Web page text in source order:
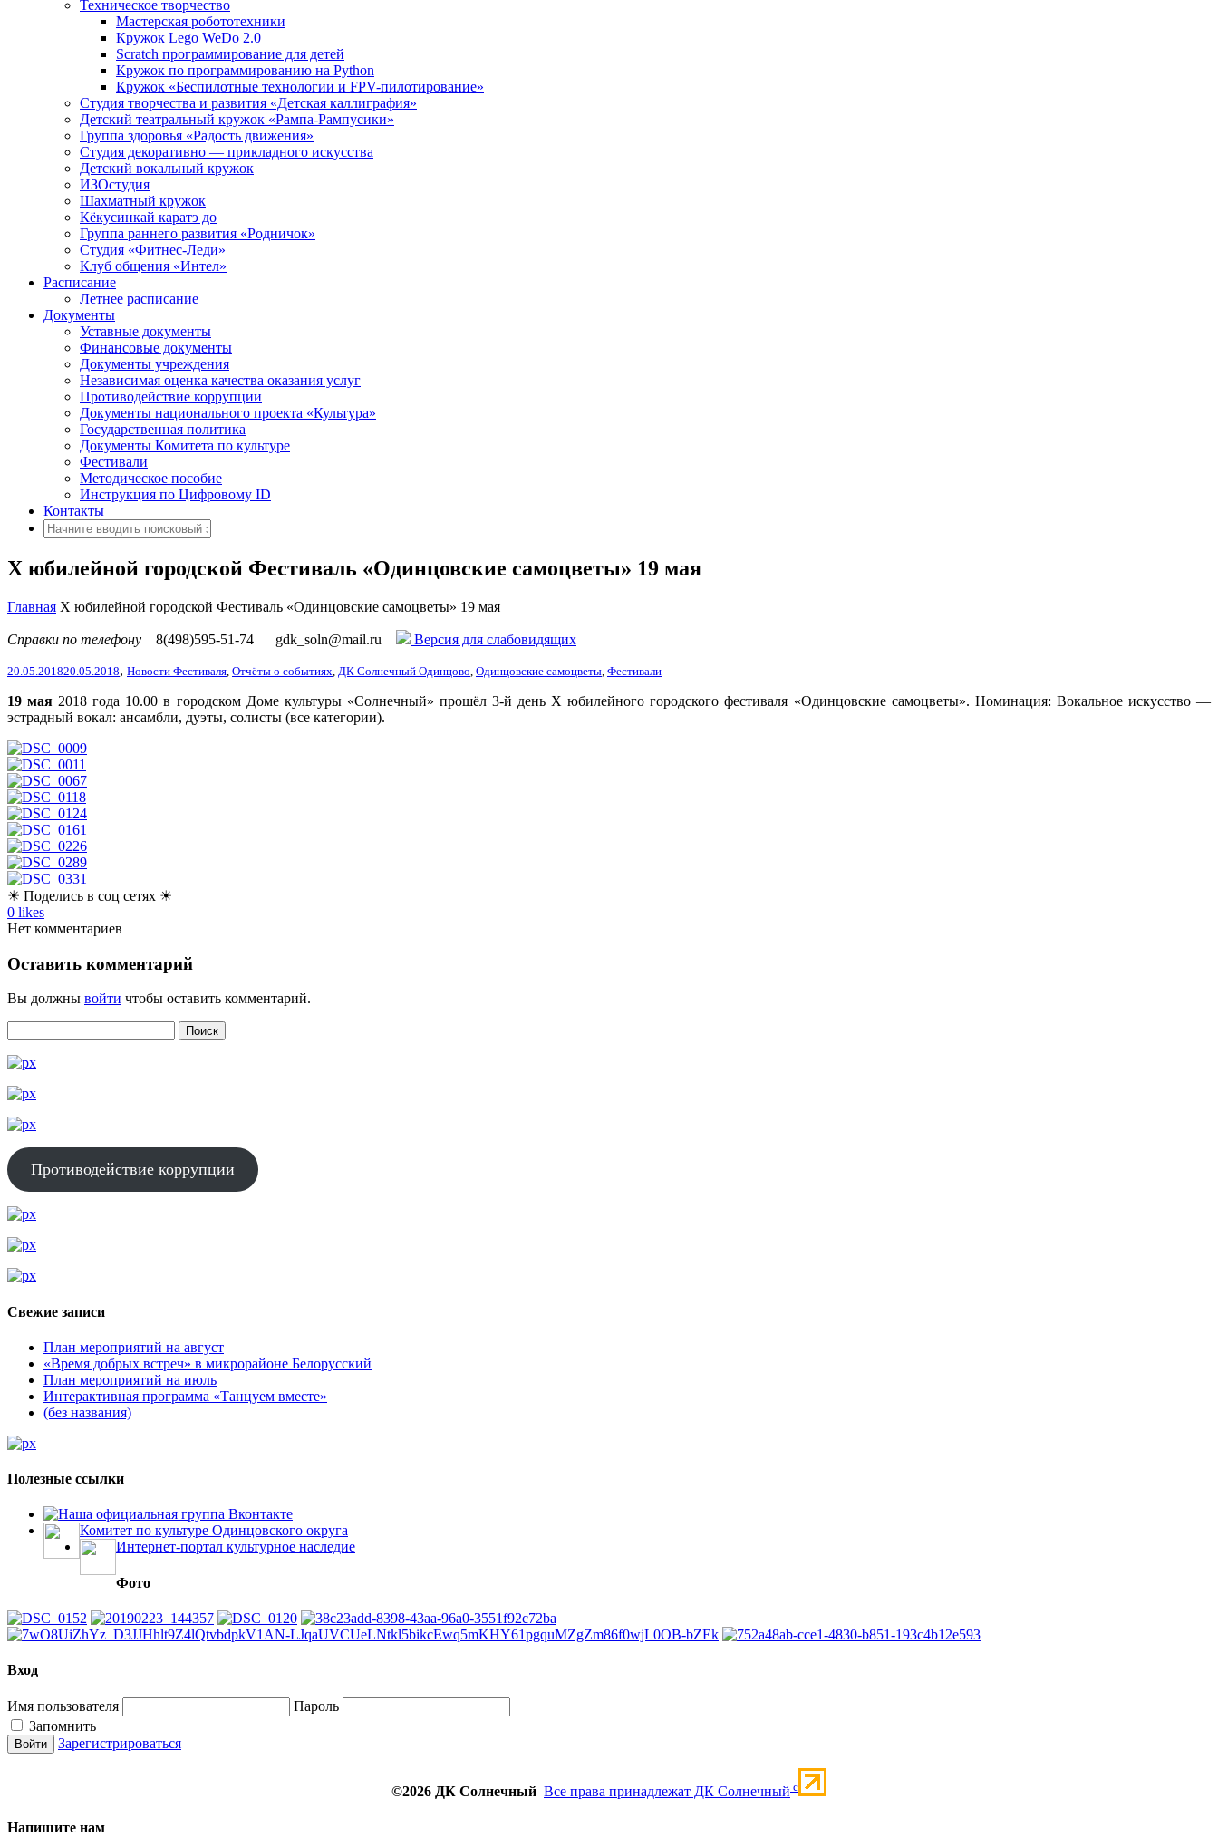
Техническое творчество
Мастерская робототехники
Кружок Lego WeDo 2.0
Scratch программирование для детей
Кружок по программированию на Python
Кружок «Беспилотные технологии и FPV-пилотирование»
Студия творчества и развития «Детская каллиграфия»
Детский театральный кружок «Рампа-Рампусики»
Группа здоровья «Радость движения»
Студия декоративно — прикладного искусства
Детский вокальный кружок
ИЗОстудия
Шахматный кружок
Кёкусинкай каратэ до
Группа раннего развития «Родничок»
Cтудия «Фитнес-Леди»
Клуб общения «Интел»
Расписание
Летнее расписание
Документы
Уставные документы
Финансовые документы
Документы учреждения
Независимая оценка качества оказания услуг
Противодействие коррупции
Документы национального проекта «Культура»
Государственная политика
Документы Комитета по культуре
Фестивали
Методическое пособие
Инструкция по Цифровому ID
Контакты
X юбилейной городской Фестиваль «Одинцовские самоцветы» 19 мая
Главная X юбилейной городской Фестиваль «Одинцовские самоцветы» 19 мая
Справки по телефону 8(498)595-51-74 gdk_soln@mail.ru Версия для слабовидящих
20.05.201820.05.2018, Новости Фестиваля Отчёты о событиях ДК Солнечный Одинцово Одинцовские самоцветы Фестивали
19 мая 2018 года 10.00 в городском Доме культуры «Солнечный» прошёл 3-й день X юбилейного городского фестиваля «Одинцовские самоцветы». Номинация: Вокальное искусство —
эстрадный вокал: ансамбли, дуэты, солисты (все категории).
☀ Поделись в соц сетях ☀
0 likes
Нет комментариев
Оставить комментарий
Вы должны войти чтобы оставить комментарий.
Противодействие коррупции
Свежие записи
План мероприятий на август
«Время добрых встреч» в микрорайоне Белорусский
План мероприятий на июль
Интерактивная программа «Танцуем вместе»
(без названия)
Полезные ссылки
Наша официальная группа Вконтакте
Комитет по культуре Одинцовского округа
Интернет-портал культурное наследие
Фото
Вход
Имя пользователя
Пароль
Запомнить
Зарегистрироваться
©2026 ДК Солнечный Все права принадлежат ДК Солнечный c
Напишите нам